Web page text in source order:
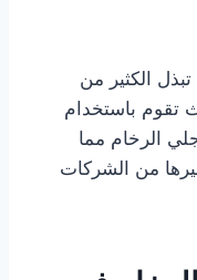
الكثير من
تقوم باستخدام
الرخام مما
من الشركات